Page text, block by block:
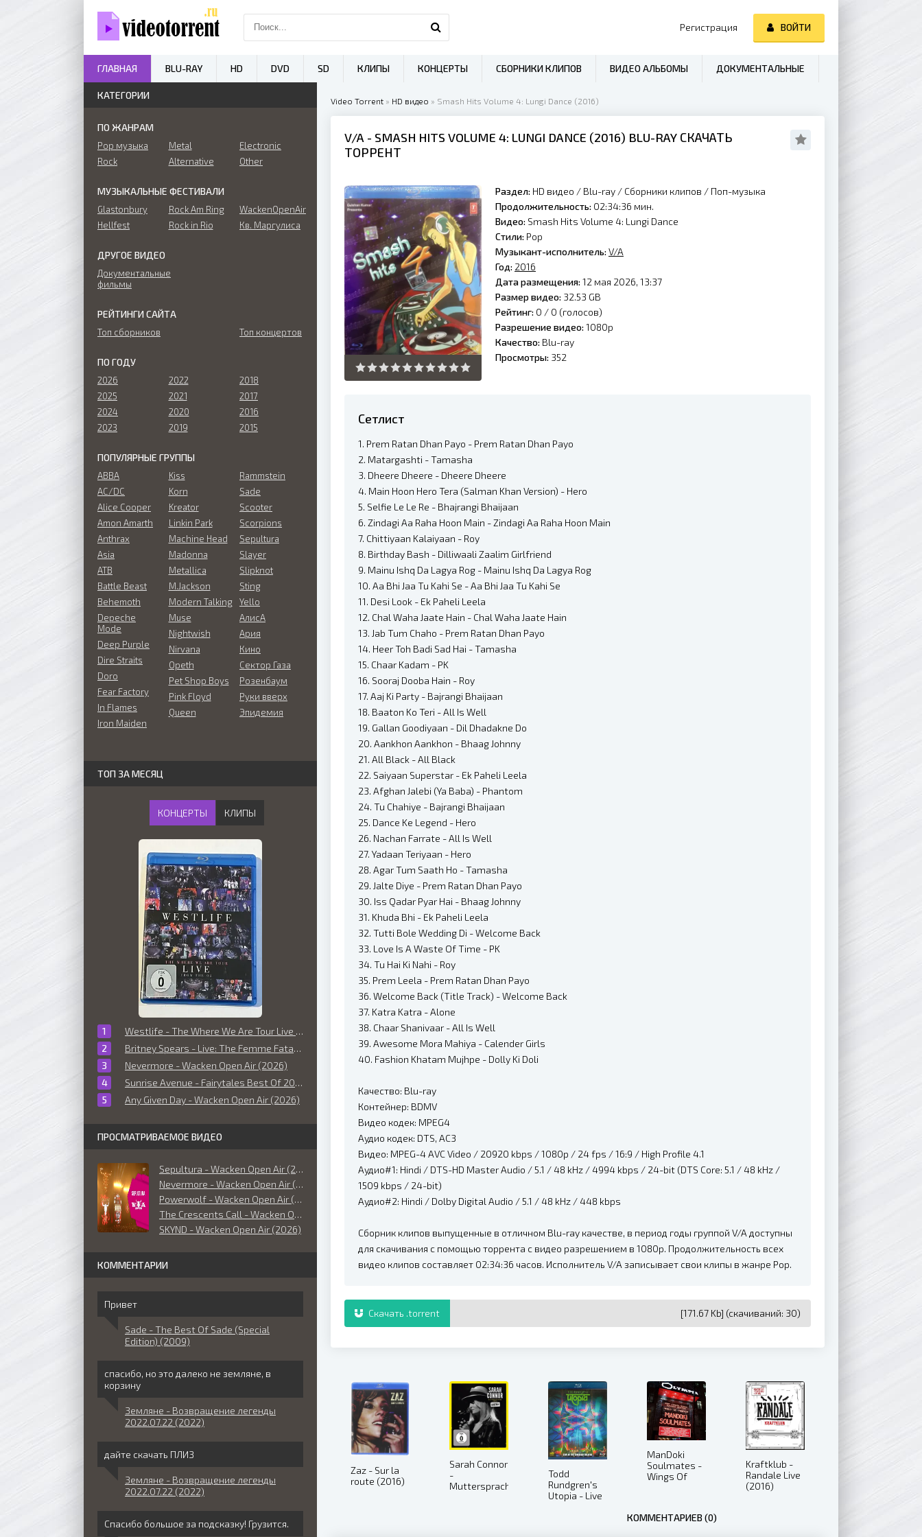
Video Torrent » HD видео » Smash Hits Volume 4: Lungi Dance (2016)
V/A - SMASH HITS VOLUME 4: LUNGI DANCE (2016) BLU-RAY СКАЧАТЬ
ТОРРЕНТ
Раздел: HD видео / Blu-ray / Сборники клипов / Поп-музыка
Продолжительность: 02:34:36 мин.
Видео: Smash Hits Volume 4: Lungi Dance
Стили: Pop
Музыкант-исполнитель: V/A
Год: 2016
Дата размещения: 12 мая 2026, 13:37
Размер видео: 32.53 GB
Рейтинг: 0 / 0 (голосов)
Разрешение видео: 1080p
Качество: Blu-ray
Просмотры: 352
Сетлист
1. Prem Ratan Dhan Payo - Prem Ratan Dhan Payo
2. Matargashti - Tamasha
3. Dheere Dheere - Dheere Dheere
4. Main Hoon Hero Tera (Salman Khan Version) - Hero
5. Selfie Le Le Re - Bhajrangi Bhaijaan
6. Zindagi Aa Raha Hoon Main - Zindagi Aa Raha Hoon Main
7. Chittiyaan Kalaiyaan - Roy
8. Birthday Bash - Dilliwaali Zaalim Girlfriend
9. Mainu Ishq Da Lagya Rog - Mainu Ishq Da Lagya Rog
10. Aa Bhi Jaa Tu Kahi Se - Aa Bhi Jaa Tu Kahi Se
11. Desi Look - Ek Paheli Leela
12. Chal Waha Jaate Hain - Chal Waha Jaate Hain
13. Jab Tum Chaho - Prem Ratan Dhan Payo
14. Heer Toh Badi Sad Hai - Tamasha
15. Chaar Kadam - PK
16. Sooraj Dooba Hain - Roy
17. Aaj Ki Party - Bajrangi Bhaijaan
18. Baaton Ko Teri - All Is Well
19. Gallan Goodiyaan - Dil Dhadakne Do
20. Aankhon Aankhon - Bhaag Johnny
21. All Black - All Black
22. Saiyaan Superstar - Ek Paheli Leela
23. Afghan Jalebi (Ya Baba) - Phantom
24. Tu Chahiye - Bajrangi Bhaijaan
25. Dance Ke Legend - Hero
26. Nachan Farrate - All Is Well
27. Yadaan Teriyaan - Hero
28. Agar Tum Saath Ho - Tamasha
29. Jalte Diye - Prem Ratan Dhan Payo
30. Iss Qadar Pyar Hai - Bhaag Johnny
31. Khuda Bhi - Ek Paheli Leela
32. Tutti Bole Wedding Di - Welcome Back
33. Love Is A Waste Of Time - PK
34. Tu Hai Ki Nahi - Roy
35. Prem Leela - Prem Ratan Dhan Payo
36. Welcome Back (Title Track) - Welcome Back
37. Katra Katra - Alone
38. Chaar Shanivaar - All Is Well
39. Awesome Mora Mahiya - Calender Girls
40. Fashion Khatam Mujhpe - Dolly Ki Doli
Качество: Blu-ray
Контейнер: BDMV
Видео кодек: MPEG4
Аудио кодек: DTS, AC3
Видео: MPEG-4 AVC Video / 20920 kbps / 1080p / 24 fps / 16:9 / High Profile 4.1
Аудио#1: Hindi / DTS-HD Master Audio / 5.1 / 48 kHz / 4994 kbps / 24-bit (DTS Core: 5.1 / 48 kHz /
1509 kbps / 24-bit)
Аудио#2: Hindi / Dolby Digital Audio / 5.1 / 48 kHz / 448 kbps
Сборник клипов выпущенные в отличном Blu-ray качестве, в период годы группой V/A доступны
для скачивания с помощью торрента с видео разрешением в 1080p. Продолжительность всех
видео клипов составляет 02:34:36 часов. Исполнитель V/A записывает свои клипы в жанре Pop.
Скачать .torrent [171.67 Kb] (cкачиваний: 30)
Zaz - Sur la
route (2016)
Sarah Connor
-
Muttersprache,
Todd
Rundgren's
Utopia - Live
ManDoki
Soulmates -
Wings Of
Kraftklub -
Randale Live
(2016)
КОММЕНТАРИЕВ (0)
КАТЕГОРИИ
ПО ЖАНРАМ
Pop музыка
Rock
Metal
Alternative
Electronic
Other
МУЗЫКАЛЬНЫЕ ФЕСТИВАЛИ
Glastonbury
Hellfest
Rock Am Ring
Rock in Rio
WackenOpenAir
Кв. Маргулиса
ДРУГОЕ ВИДЕО
Документальные
фильмы
РЕЙТИНГИ САЙТА
Топ сборников Топ концертов
ПО ГОДУ
2026
2025
2024
2023
2022
2021
2020
2019
2018
2017
2016
2015
ПОПУЛЯРНЫЕ ГРУППЫ
ABBA
AC/DC
Alice Cooper
Amon Amarth
Anthrax
Asia
ATB
Battle Beast
Behemoth
Depeche
Mode
Deep Purple
Dire Straits
Doro
Fear Factory
In Flames
Iron Maiden
Kiss
Korn
Kreator
Linkin Park
Machine Head
Madonna
Metallica
M.Jackson
Modern Talking
Muse
Nightwish
Nirvana
Opeth
Pet Shop Boys
Pink Floyd
Queen
Rammstein
Sade
Scooter
Scorpions
Sepultura
Slayer
Slipknot
Sting
Yello
АлисА
Ария
Кино
Сектор Газа
Розенбаум
Руки вверх
Эпидемия
ТОП ЗА МЕСЯЦ
КОНЦЕРТЫ КЛИПЫ
Westlife - The Where We Are Tour Live From The O2 (2010)
Britney Spears - Live: The Femme Fatale Tour (2011)
Nevermore - Wacken Open Air (2026)
Sunrise Avenue - Fairytales Best Of 2006-2014 (Live at O² World Hamburg) (2014)
Any Given Day - Wacken Open Air (2026)
ПРОСМАТРИВАЕМОЕ ВИДЕО
Sepultura - Wacken Open Air (2026)
Nevermore - Wacken Open Air (2026)
Powerwolf - Wacken Open Air (2026)
The Crescents Call - Wacken Open Air (2026)
SKYND - Wacken Open Air (2026)
КОММЕНТАРИИ
Привет
Sade - The Best Of Sade (Special
Edition) (2009)
спасибо, но это далеко не земляне, в
корзину
Земляне - Возвращение легенды
2022.07.22 (2022)
дайте скачать ПЛИЗ
Земляне - Возвращение легенды
2022.07.22 (2022)
Спасибо большое за подсказку! Грузится.
Регистрация ВОЙТИ
ГЛАВНАЯ BLU-RAY HD DVD SD КЛИПЫ КОНЦЕРТЫ СБОРНИКИ КЛИПОВ ВИДЕО АЛЬБОМЫ ДОКУМЕНТАЛЬНЫЕ